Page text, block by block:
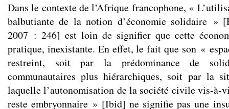
Dans le contexte de l’Afrique francophone, «
balbutiante de la notion d’économie solidaire »
2007 : 246] est loin de signifier que cette
pratique, inexistante. En effet, le fait que son «
restreint, soit par la prédominance de
communautaires plus hiérarchiques, soit par la
laquelle l’autonomisation de la société civile vis-à-
reste embryonnaire » [Ibid] ne signifie pas une